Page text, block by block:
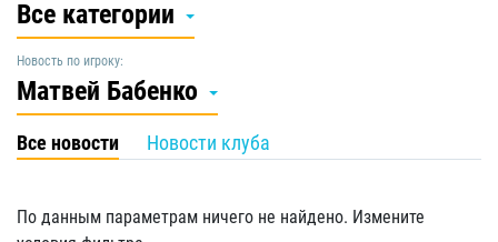
Все категории
Новость по игроку:
Матвей Бабенко
Все новости Новости клуба
По данным параметрам ничего не найдено. Измените